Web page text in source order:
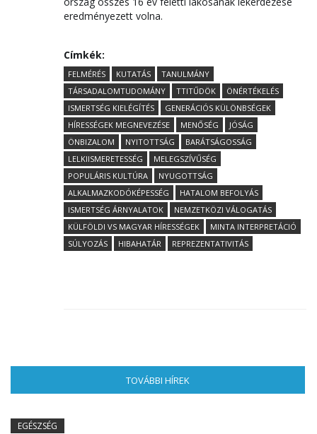
eredményezett volna.
Címkék:
FELMÉRÉS KUTATÁS
TANULMÁNY
TÁRSADALOMTUDOMÁNY
TTITŰDÖK
ÖNÉRTÉKELÉS
ISMERTSÉG KIELÉGÍTÉS
GENERÁCIÓS KÜLÖNBSÉGEK
HÍRESSÉGEK MEGNEVEZÉSE
MENŐSÉG
JÓSÁG
ÖNBIZALOM
NYITOTTSÁG
BARÁTSÁGOSSÁG
LELKIISMERETESSÉG
MELEGSZÍVŰSÉG
POPULÁRIS KULTÚRA
NYUGOTTSÁG
ALKALMAZKODÓKÉPESSÉG
HATALOM BEFOLYÁS
ISMERTSÉG ÁRNYALATOK
NEMZETKÖZI VÁLOGATÁS
KÜLFÖLDI VS MAGYAR HÍRESSÉGEK
MINTA INTERPRETÁCIÓ
SÚLYOZÁS
HIBAHATÁR REPREZENTATIVITÁS
TOVÁBBI HÍREK
EGÉSZSÉG